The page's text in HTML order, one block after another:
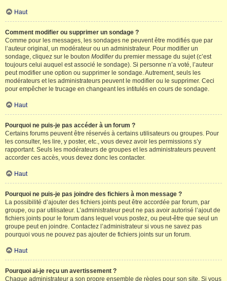
Haut
Comment modifier ou supprimer un sondage ?
Comme pour les messages, les sondages ne peuvent être modifiés que par
l’auteur original, un modérateur ou un administrateur. Pour modifier un
sondage, cliquez sur le bouton Modifierdu premier message du sujet (c’est
toujours celui auquel est associé le sondage). Si personne n’a voté, l’auteur
peut modifier une option ou supprimer le sondage. Autrement, seuls les
modérateurs et les administrateurs peuvent le modifier ou le supprimer. Ceci
pour empêcher le trucage en changeant les intitulés en cours de sondage.
Haut
Pourquoi ne puis-je pas accéder à un forum ?
Certains forums peuvent être réservés à certains utilisateurs ou groupes. Pour
les consulter, les lire, y poster, etc., vous devez avoir les permissions s’y
rapportant. Seuls les modérateurs de groupes et les administrateurs peuvent
accorder ces accès, vous devez donc les contacter.
Haut
Pourquoi ne puis-je pas joindre des fichiers à mon message ?
La possibilité d’ajouter des fichiers joints peut être accordée par forum, par
groupe, ou par utilisateur. L’administrateur peut ne pas avoir autorisé l’ajout de
fichiers joints pour le forum dans lequel vous postez, ou peut-être que seul un
groupe peut en joindre. Contactez l’administrateur si vous ne savez pas
pourquoi vous ne pouvez pas ajouter de fichiers joints sur un forum.
Haut
Pourquoi ai-je reçu un avertissement ?
Chaque administrateur a son propre ensemble de règles pour son site. Si vous